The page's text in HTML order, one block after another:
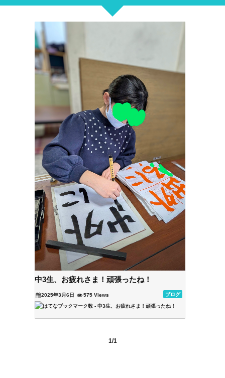
中3生、お疲れさま！頑張ったね！
2025年3月6日 ブログ
575 Views
1/1